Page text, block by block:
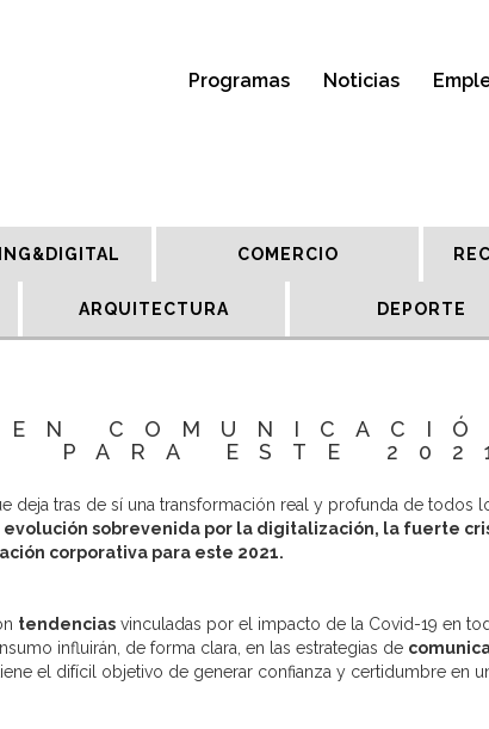
Programas Noticias
COMERCIO
ARQUITECTURA DEPORTE
PARA ESTE
deja tras de sí una transformación real y profunda de todos
sobrevenida por la digitalización, la fuerte
corporativa para este 2021.
tendencias vinculadas por el impacto de la Covid-19 en
influirán, de forma clara, en las estrategias de
el difícil objetivo de generar confianza y certidumbre en